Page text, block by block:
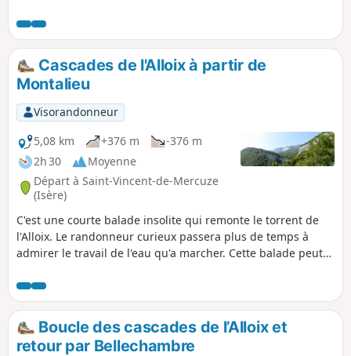
permet de découvrir celles de l'extrémité
Nord du plateau des Petites Roches, qui ne
font pas partie de l'itinéraire du GR® de
pays "Tour des Petites Roches" qui reste plus
au Sud. Si la randonnée entière est trop
longue, vous pouvez vous en inspirer pour
des variantes plus faciles.
Cascades de l'Alloix à partir de
Montalieu
Visorandonneur
5,08 km
+376 m
-376 m
2h 30
Moyenne
Départ à Saint-Vincent-de-Mercuze
(Isère)
C'est une courte balade insolite qui remonte le torrent de
l'Alloix. Le randonneur curieux passera plus de temps à
admirer le travail de l'eau qu'a marcher. Cette balade peut
vieux village ou comme il est dit sur place "sur les chemins
d'autrefois" où un marquage local pourra guider le
promeneur.
Boucle des cascades de l’Alloix et
retour par Bellechambre